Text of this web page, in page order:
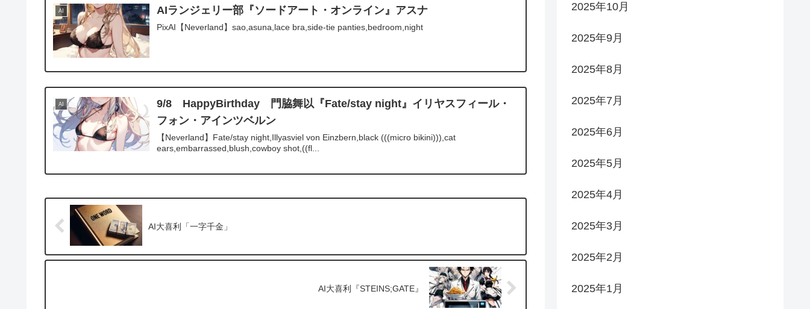
AI AIランジェリー部『ソードアート・オンライン』アスナ
PixAI【Neverland】sao,asuna,lace bra,side-tie panties,bedroom,night
AI
9/8 HappyBirthday 門脇舞以『Fate/stay night』イリヤスフィール・
フォン・アインツベルン
【Neverland】Fate/stay night,Illyasviel von Einzbern,black (((micro bikini))),cat
ears,embarrassed,blush,cowboy shot,((fl...
AI大喜利「一字千金」
AI大喜利『STEINS;GATE』
2025年10月
2025年9月
2025年8月
2025年7月
2025年6月
2025年5月
2025年4月
2025年3月
2025年2月
2025年1月